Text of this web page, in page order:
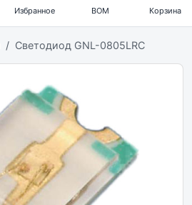
Избранное BOM Корзина
Светодиод GNL-0805LRC